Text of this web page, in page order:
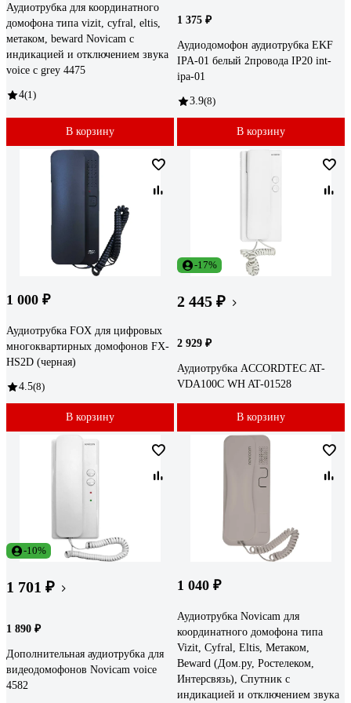
Аудиотрубка для координатного
домофона типа vizit, cyfral, eltis,
метаком, beward Novicam с
индикацией и отключением звука
voice c grey 4475
4(1)
В корзину
1 375 ₽
Аудиодомофон аудиотрубка EKF
IPA-01 белый 2провода IP20 int-
ipa-01
3.9(8)
В корзину
1 000 ₽
Аудиотрубка FOX для цифровых
многоквартирных домофонов FX-
HS2D (черная)
4.5(8)
В корзину
-17%
2 445 ₽
2 929 ₽
Аудиотрубка ACCORDTEC AT-
VDA100C WH AT-01528
В корзину
-10%
1 701 ₽
1 890 ₽
Дополнительная аудиотрубка для
видеодомофонов Novicam voice
4582
1 040 ₽
Аудиотрубка Novicam для
координатного домофона типа
Vizit, Cyfral, Eltis, Метаком,
Beward (Дом.ру, Ростелеком,
Интерсвязь), Спутник с
индикацией и отключением звука